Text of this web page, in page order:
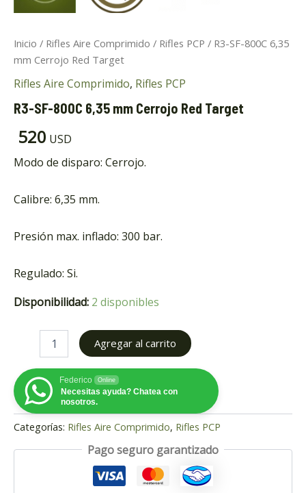
Inicio / Rifles Aire Comprimido / Rifles PCP / R3-SF-800C 6,35
mm Cerrojo Red Target
Rifles Aire Comprimido, Rifles PCP
R3-SF-800C 6,35 mm Cerrojo Red Target
520 USD
Modo de disparo: Cerrojo.
Calibre: 6,35 mm.
Presión max. inflado: 300 bar.
Regulado: Si.
Disponibilidad: 2 disponibles
Agregar al carrito
Federico Online
Necesitas ayuda? Chatea con
nosotros.
Categorías: Rifles Aire Comprimido, Rifles PCP
Pago seguro garantizado